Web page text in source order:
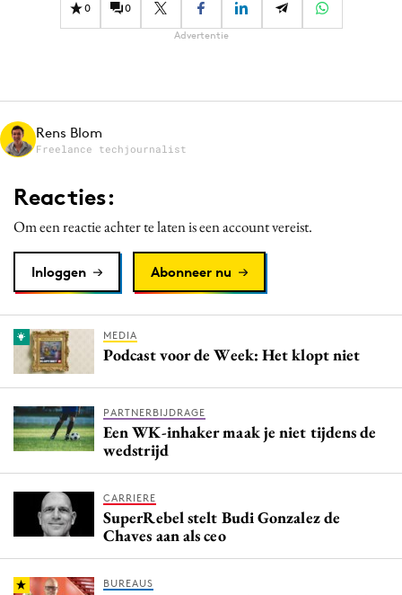
0 0
Advertentie
Rens Blom
Freelance techjournalist
Reacties:
Om een reactie achter te laten is een account vereist.
Inloggen Abonneer nu
MEDIA
Podcast voor de Week: Het klopt niet
PARTNERBIJDRAGE
Een WK-inhaker maak je niet tijdens de
wedstrijd
CARRIERE
SuperRebel stelt Budi Gonzalez de
Chaves aan als ceo
BUREAUS